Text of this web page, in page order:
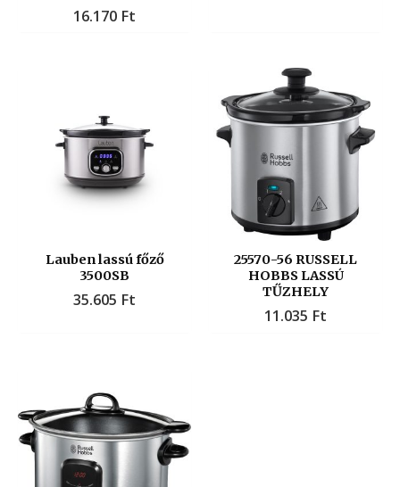
16.170 Ft
Lauben lassú főző
3500SB
35.605 Ft
25570-56 RUSSELL
HOBBS LASSÚ
TŰZHELY
11.035 Ft